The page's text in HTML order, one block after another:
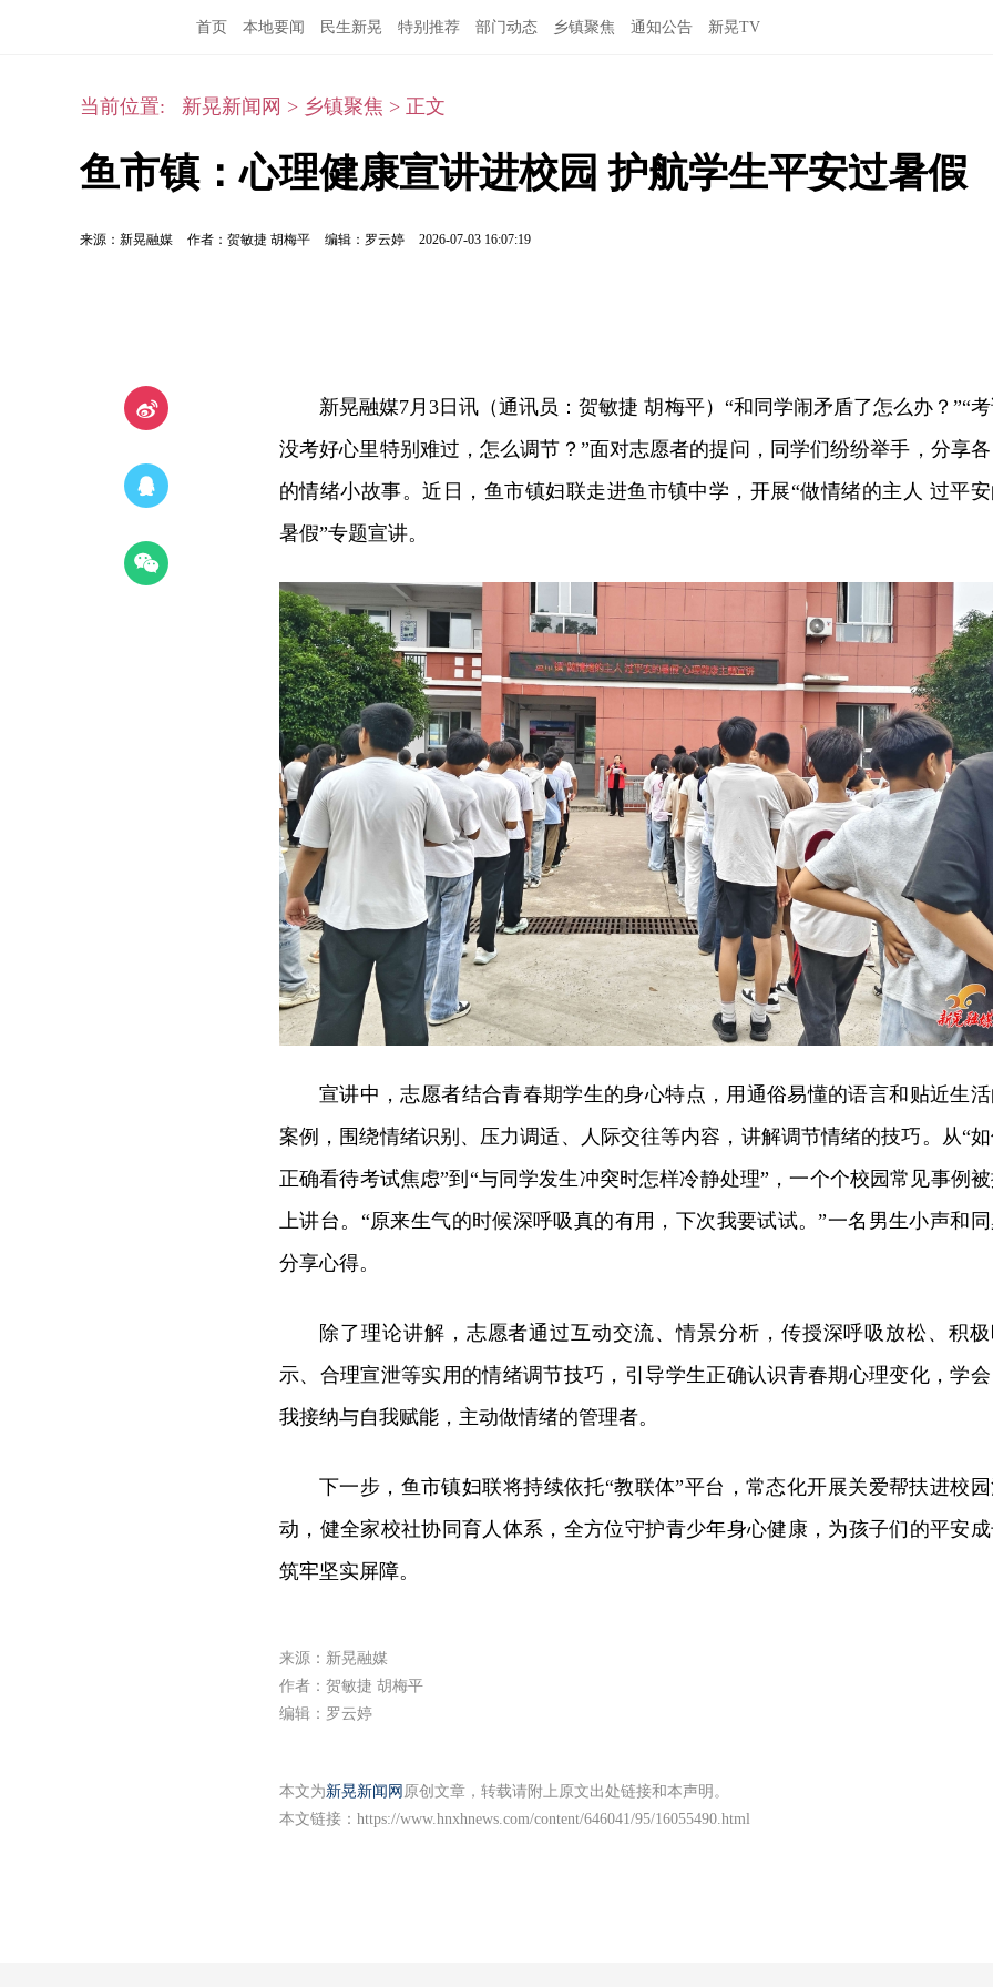
首页 本地要闻 民生新晃 特别推荐 部门动态 乡镇聚焦 通知公告 新晃TV
当前位置: 新晃新闻网 > 乡镇聚焦 > 正文
鱼市镇：心理健康宣讲进校园 护航学生平安过暑假
来源：新晃融媒 作者：贺敏捷 胡梅平 编辑：罗云婷 2026-07-03 16:07:19
新晃融媒7月3日讯（通讯员：贺敏捷 胡梅平）“和同学闹矛盾了怎么办？”“
没考好心里特别难过，怎么调节？”面对志愿者的提问，同学们纷纷举手，分享
的情绪小故事。近日，鱼市镇妇联走进鱼市镇中学，开展“做情绪的主人 过平
暑假”专题宣讲。
宣讲中，志愿者结合青春期学生的身心特点，用通俗易懂的语言和贴近生
案例，围绕情绪识别、压力调适、人际交往等内容，讲解调节情绪的技巧。从“
正确看待考试焦虑”到“与同学发生冲突时怎样冷静处理”，一个个校园常见事例
上讲台。“原来生气的时候深呼吸真的有用，下次我要试试。”一名男生小声和
分享心得。
除了理论讲解，志愿者通过互动交流、情景分析，传授深呼吸放松、积
示、合理宣泄等实用的情绪调节技巧，引导学生正确认识青春期心理变化，学
我接纳与自我赋能，主动做情绪的管理者。
下一步，鱼市镇妇联将持续依托“教联体”平台，常态化开展关爱帮扶进校
动，健全家校社协同育人体系，全方位守护青少年身心健康，为孩子们的平安
筑牢坚实屏障。
来源：新晃融媒
作者：贺敏捷 胡梅平
编辑：罗云婷
本文为新晃新闻网 原创文章，转载请附上原文出处链接和本声明。
本文链接： https://www.hnxhnews.com/content/646041/95/16055490.html